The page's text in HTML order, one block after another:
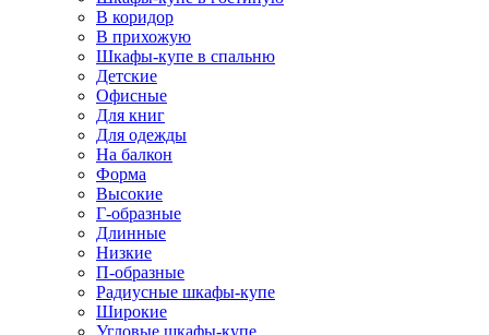
В коридор
В прихожую
Шкафы-купе в спальню
Детские
Офисные
Для книг
Для одежды
На балкон
Форма
Высокие
Г-образные
Длинные
Низкие
П-образные
Радиусные шкафы-купе
Широкие
Угловые шкафы-купе